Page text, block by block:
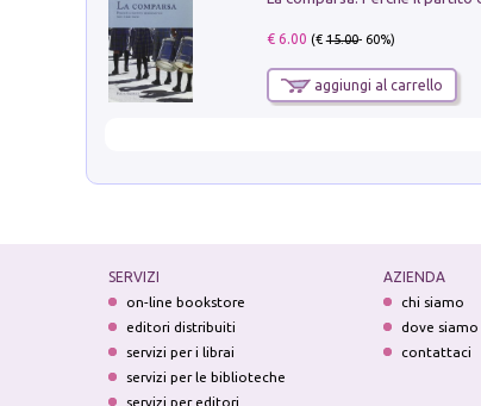
€ 6.00 (€15.00- 60%)
aggiungi al carrello
SERVIZI
on-line bookstore
editori distribuiti
servizi per i librai
servizi per le biblioteche
servizi per editori
AZIENDA
chi siamo
dove siamo
contattaci